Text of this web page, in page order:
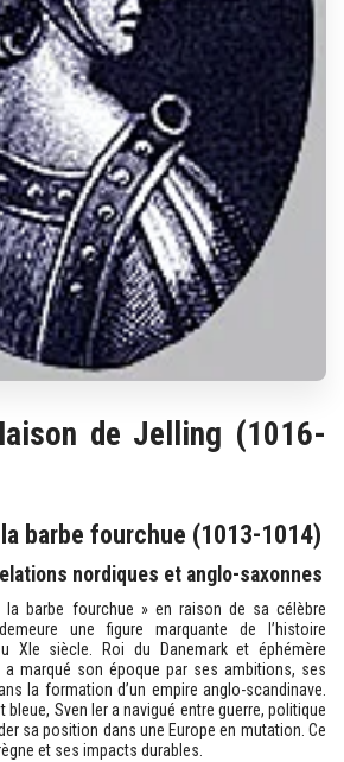
de Jelling (1016-
barbe fourchue (1013-1014)
nordiques et anglo-saxonnes
la barbe fourchue » en raison de sa célèbre
une figure marquante de l’histoire
XIe siècle. Roi du Danemark et éphémère
a marqué son époque par ses ambitions, ses
la formation d’un empire anglo-scandinave.
bleue, Sven Ier a navigué entre guerre, politique
sa position dans une Europe en mutation. Ce
et ses impacts durables.